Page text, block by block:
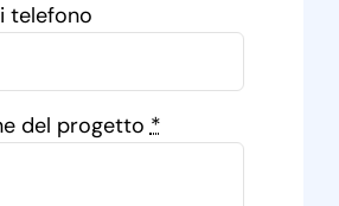
telefono
del progetto*